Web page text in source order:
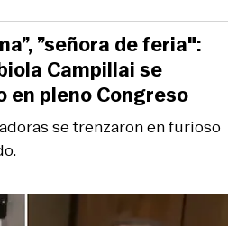
se trenzaron en furioso
”señora de feria":
Campillai se
en pleno Congreso